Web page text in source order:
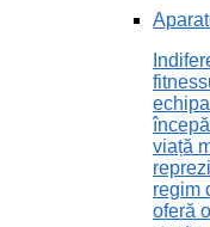
viață
regim
oferă